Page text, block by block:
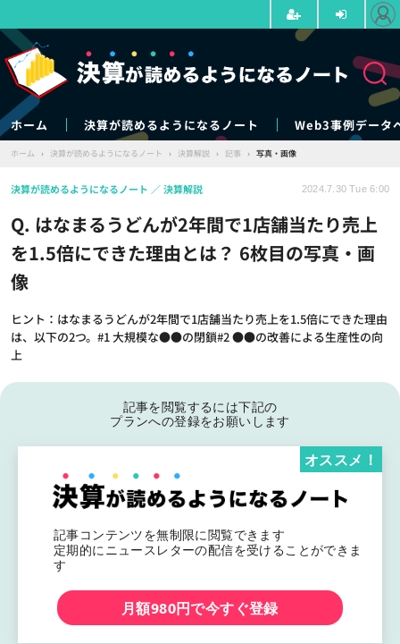
ホーム 決算が読めるようになるノート Web3事例データ
ホーム › 決算が読めるようになるノート › 決算解説 › 記事 › 写真・画像
Q. はなまるうどんが2年間で1店舗当たり売上
を1.5倍にできた理由とは？ 6枚目の写真・画
像
ヒント：はなまるうどんが2年間で1店舗当たり売上を1.5倍にできた理由
は、以下の2つ。#1 大規模な●●の閉鎖#2 ●●の改善による生産性の向
上
決算が読めるようになるノート 決算解説 2024.7.30 Tue 6:00
記事を閲覧するには下記の
プランへの登録をお願いします
記事コンテンツを無制限に閲覧できます
定期的にニュースレターの配信を受けることができま
す
オススメ！
月額980円で今すぐ登録